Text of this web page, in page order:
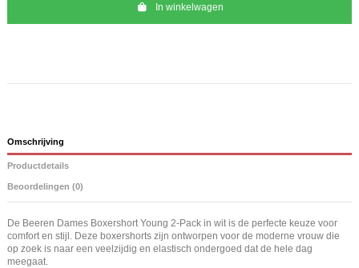
In winkelwagen
Omschrijving
Productdetails
Beoordelingen (0)
De Beeren Dames Boxershort Young 2-Pack in wit is de perfecte keuze voor
comfort en stijl. Deze boxershorts zijn ontworpen voor de moderne vrouw die
op zoek is naar een veelzijdig en elastisch ondergoed dat de hele dag
meegaat.